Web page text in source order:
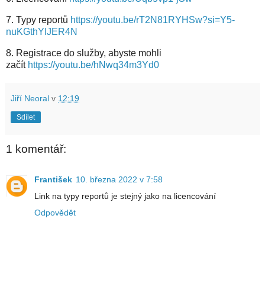
7. Typy reportů https://youtu.be/rT2N81RYHSw?si=Y5-
nuKGthYIJER4N
8. Registrace do služby, abyste mohli
začít https://youtu.be/hNwq34m3Yd0
Jiří Neoral v 12:19
Sdílet
1 komentář:
František 10. března 2022 v 7:58
Link na typy reportů je stejný jako na licencování
Odpovědět